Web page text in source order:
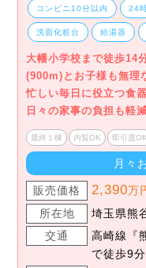
コンビニ10分以内 24
洗面化粧台 給湯器
大幡小学校まで徒歩14
(900m)とお子様も無理
忙しい毎日に役立つ食
日々の家事の負担も軽
最終１棟 内覧OK 即引渡OK
月々
販売価格 2,390万
所在地
埼玉県熊
交通
高崎線『
で徒歩9